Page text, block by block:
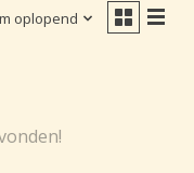
oplopend